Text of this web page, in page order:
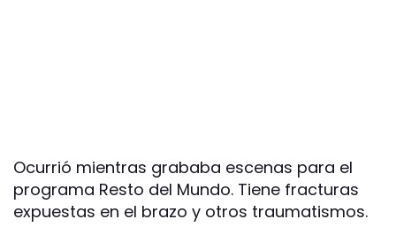
Ocurrió mientras grababa escenas para el
programa Resto del Mundo. Tiene fracturas
expuestas en el brazo y otros traumatismos.